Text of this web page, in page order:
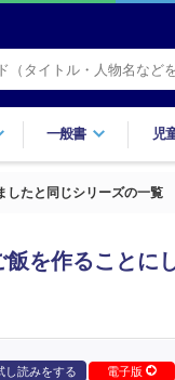
一般書 児
したと同じシリーズの一覧
を作ることに
し読みをする 電子版